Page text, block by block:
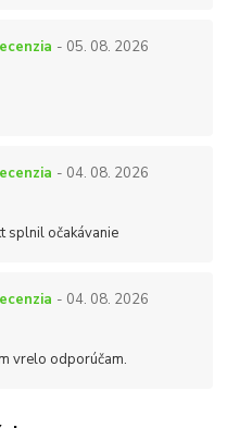
- 05. 08. 2026
- 04. 08. 2026
splnil očakávanie
- 04. 08. 2026
vrelo odporúčam.